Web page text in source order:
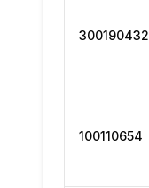
300190432
100110654